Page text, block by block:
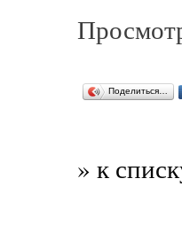
Поделиться…
» к